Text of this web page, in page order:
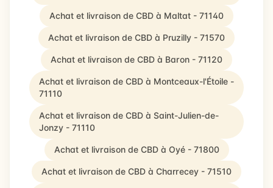
Achat et livraison de CBD à Maltat - 71140
Achat et livraison de CBD à Pruzilly - 71570
Achat et livraison de CBD à Baron - 71120
Achat et livraison de CBD à Montceaux-l'Étoile -
71110
Achat et livraison de CBD à Saint-Julien-de-
Jonzy - 71110
Achat et livraison de CBD à Oyé - 71800
Achat et livraison de CBD à Charrecey - 71510